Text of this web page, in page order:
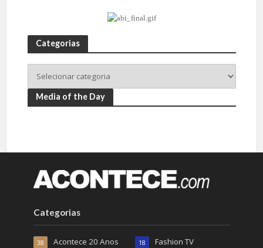
Categorias
Media of the Day
Categorias
Acontece 20 Anos
38 Fashion TV
18